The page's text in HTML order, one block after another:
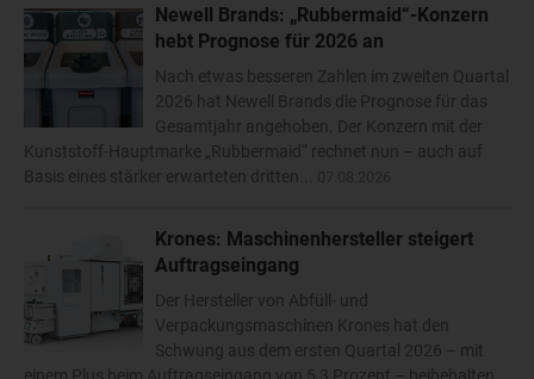
Newell Brands: „Rubbermaid“-Konzern
hebt Prognose für 2026 an
Nach etwas besseren Zahlen im zweiten Quartal
2026 hat Newell Brands die Prognose für das
Gesamtjahr angehoben. Der Konzern mit der
Kunststoff-Hauptmarke „Rubbermaid“ rechnet nun – auch auf
Basis eines stärker erwarteten dritten...
Krones: Maschinenhersteller steigert
Auftragseingang
Der Hersteller von Abfüll- und
Verpackungsmaschinen Krones hat den
Schwung aus dem ersten Quartal 2026 – mit